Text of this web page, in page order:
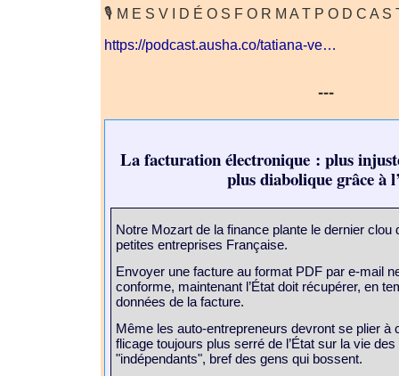
🎙 M E S V I D É O S F O R M A T P O D C A S
https://podcast.ausha.co/tatiana-ve…
---
La facturation électronique : plus
plus diabolique grâce à
Notre Mozart de la finance plante le dernier clou
petites entreprises Française.
Envoyer une facture au format PDF par e-mail
conforme, maintenant l’État doit récupérer, en
données de la facture.
Même les auto-entrepreneurs devront se plier à
flicage toujours plus serré de l’État sur la vie des
"indépendants", bref des gens qui bossent.